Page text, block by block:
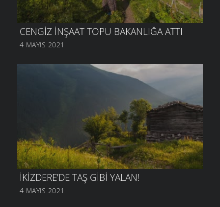
CENGIZ İNŞAAT TOPU BAKANLIĞA ATTI
4 MAYIS 2021
İKIZDERE’DE TAŞ GIBI YALAN!
4 MAYIS 2021